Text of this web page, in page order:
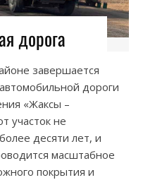
дорога
завершается
дороги
«Жаксы –
участок не
десяти лет, и
масштабное
покрытия и